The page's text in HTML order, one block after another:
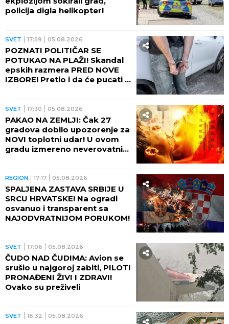
policija digla helikopter!
SVET 17:59 05.08.2026
POZNATI POLITIČAR SE
POTUKAO NA PLAŽI! Skandal
epskih razmera PRED NOVE
IZBORE! Pretio i da će pucati u
SVET 17:30 05.08.2026
PAKAO NA ZEMLJI: Čak 27
gradova dobilo upozorenje za
NOVI toplotni udar! U ovom
gradu izmereno neverovatnih
REGION 17:17 05.08.2026
SPALJENA ZASTAVA SRBIJE U
SRCU HRVATSKE! Na ogradi
osvanuo i transparent sa
NAJODVRATNIJOM PORUKOM!
SVET 17:06 05.08.2026
ČUDO NAD ČUDIMA: Avion se
srušio u najgoroj zabiti, PILOTI
PRONAĐENI ŽIVI I ZDRAVI!
Ovako su preživeli
SVET 16:32 05.08.2026